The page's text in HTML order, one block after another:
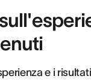
e i